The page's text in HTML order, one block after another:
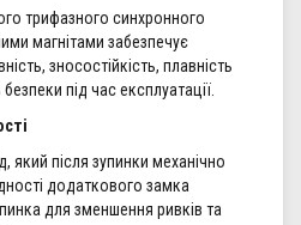
трифазного синхронного
магнітами забезпечує
зносостійкість, плавність
під час експлуатації.
який після зупинки механічно
додаткового замка
для зменшення ривків та